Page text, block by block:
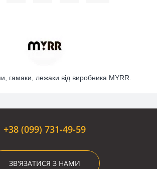
гамаки, лежаки від виробника MYRR.
+38 (099) 731-49-59
ЗВ'ЯЗАТИСЯ З НАМИ